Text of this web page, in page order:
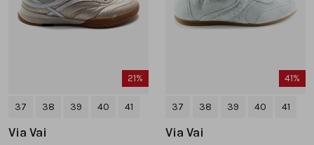
21%
37 38 39 40 41
Via Vai
41%
37 38 39 40 41
Via Vai